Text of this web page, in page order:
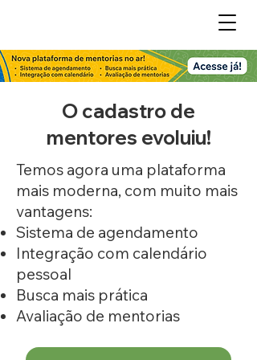
O cadastro de
mentores evoluiu!
Temos agora uma plataforma
mais moderna, com muito mais
vantagens:
Sistema de agendamento
Integração com calendário
pessoal
Busca mais prática
Avaliação de mentorias